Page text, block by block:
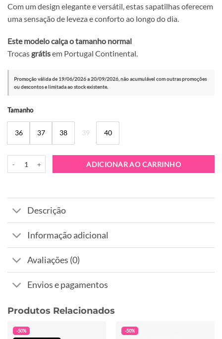
Com um design elegante e versátil, estas sapatilhas oferecem
uma sensação de leveza e conforto ao longo do dia.
Este modelo calça o tamanho normal
Trocas grátisem Portugal Continental.
Promoção válida de 19/06/2026 a 20/09/2026, não acumulável com outras promoções
ou descontos e limitada ao stock existente.
Tamanho
36 37 38 39 40
ADICIONAR AO CARRINHO
Alternative:
Descrição
Informação adicional
Avaliações (0)
Envios e pagamentos
Produtos Relacionados
-50% -50%